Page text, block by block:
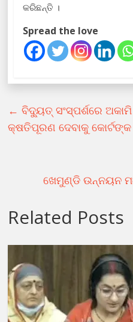
କରିଛନ୍ତି ।
Spread the love
← ବିଦ୍ୟୁତ୍‌ ସଂସ୍ପର୍ଶରେ
କ୍ଷତିପୂରଣ ଦେବାକୁ କୋର୍ଟଙ୍କ
ଖେମୁଣ୍ଡି ଉନ୍ନୟନ
Related Posts